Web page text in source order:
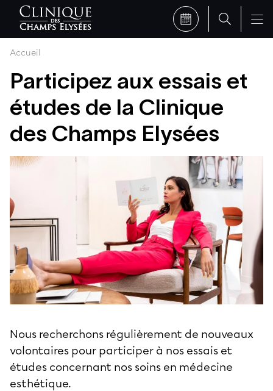
Accueil
Participez aux essais et
études de la Clinique
des Champs Elysées
Nous recherchons régulièrement de nouveaux
volontaires pour participer à nos essais et
études concernant nos soins en médecine
esthétique.